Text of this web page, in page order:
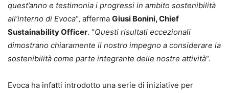
quest’anno e testimonia i progressi in ambito sostenibilità
all’interno di Evoca“, afferma Giusi Bonini, Chief
Sustainability Officer. “Questi risultati eccezionali
dimostrano chiaramente il nostro impegno a considerare la
sostenibilità come parte integrante delle nostre attività“.
Evoca ha infatti introdotto una serie di iniziative per